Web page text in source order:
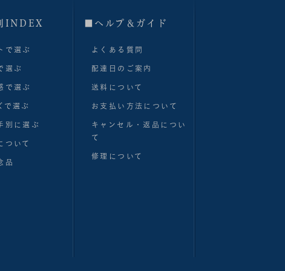
INDEX
で選ぶ
選ぶ
で選ぶ
で選ぶ
別に選ぶ
ついて
品
■へルプ＆ガイド
よくある質問
配達日のご案内
送料について
お支払い方法について
キャンセル・返品につい
て
修理について